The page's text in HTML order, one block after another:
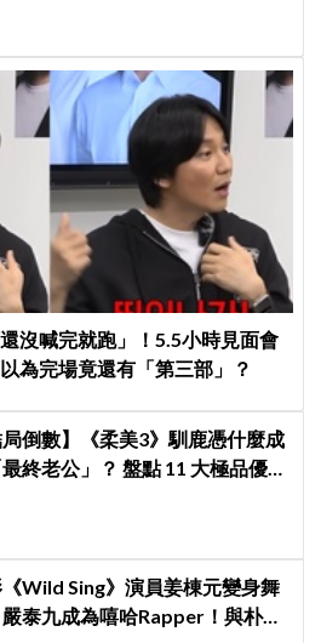
沒喊完就跑」！5.5小時見面會
為完場竟還有「第三部」？
局倒數】《柔美3》馴鹿憑什麼成
終老公」？ 盤點 11 大極品優
Wild Sing》演員姜棟元變身舞
泰九成為嘻哈Rapper！與朴智